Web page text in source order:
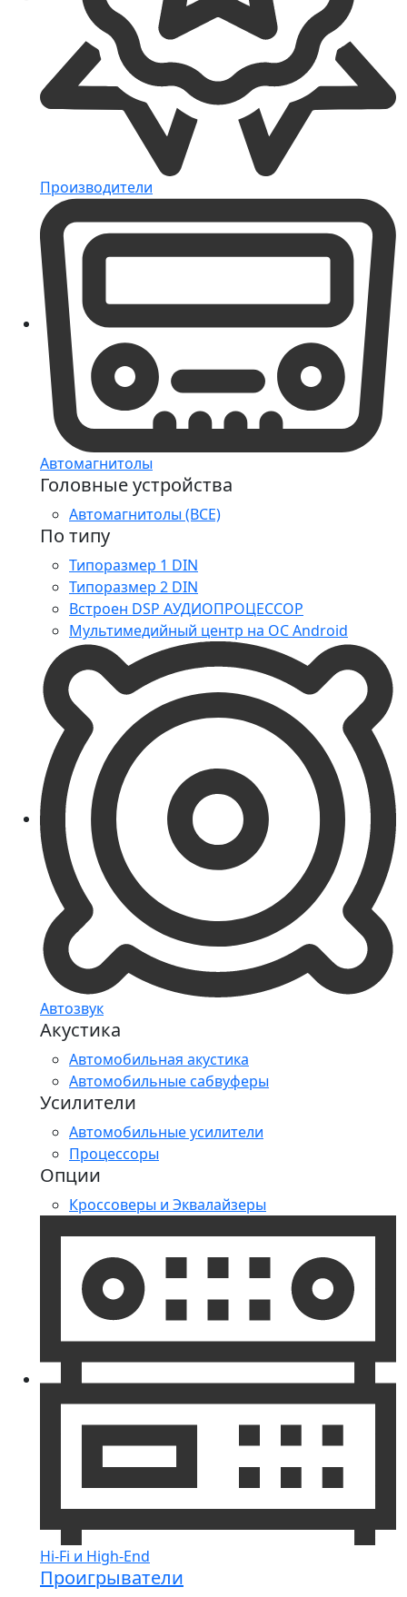
Производители
Автомагнитолы
Головные устройства
Автомагнитолы (ВСЕ)
По типу
Типоразмер 1 DIN
Типоразмер 2 DIN
Встроен DSP АУДИОПРОЦЕССОР
Мультимедийный центр на ОС Android
Автозвук
Акустика
Автомобильная акустика
Автомобильные сабвуферы
Усилители
Автомобильные усилители
Процессоры
Опции
Кроссоверы и Эквалайзеры
Hi-Fi и High-End
Проигрыватели